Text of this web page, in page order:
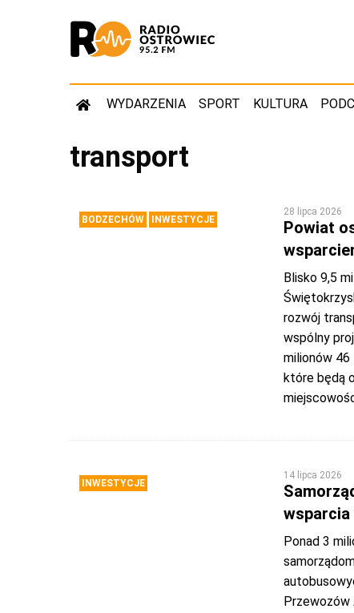
WYDARZENIA SPORT KULTURA
transport
BODZECHÓW INWESTYCJE
28 lipca 2026
Powiat
Blisko 9,5
rozwój
wspólny
milionów
które będą
INWESTYCJE
14 lipca 2026
Ponad 3
Przewozów